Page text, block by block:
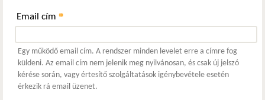
Email cím *
Egy működő email cím. A rendszer minden levelet erre a címre fog
küldeni. Az email cím nem jelenik meg nyilvánosan, és csak új jelszó
kérése során, vagy értesítő szolgáltatások igénybevétele esetén
érkezik rá email üzenet.